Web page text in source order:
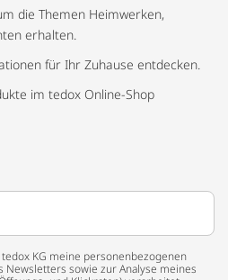
die Themen Heimwerken,
erhalten.
für Ihr Zuhause entdecken.
im tedox Online-Shop
KG meine personenbezogenen
Newsletters sowie zur Analyse meines